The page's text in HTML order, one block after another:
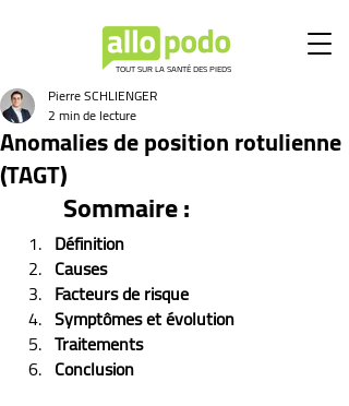
TOUT SUR LA SANTÉ DES PIEDS
Anomalies de position rotulienne
(TAGT)
Pierre SCHLIENGER
2 min de lecture
Sommaire :
Définition
Causes
Facteurs de risque
Symptômes et évolution
Traitements
Conclusion